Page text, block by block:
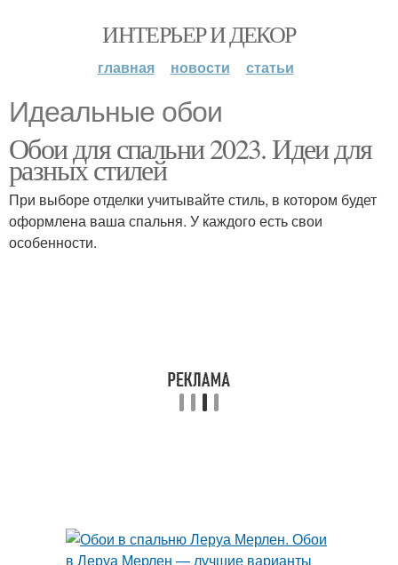
ИНТЕРЬЕР И ДЕКОР
главная новости статьи
Идеальные обои
Обои для спальни 2023. Идеи для
разных стилей
При выборе отделки учитывайте стиль, в котором будет
оформлена ваша спальня. У каждого есть свои
особенности.